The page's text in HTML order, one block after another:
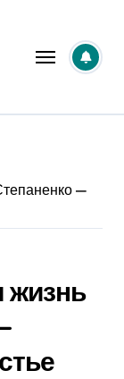
—
жизнь